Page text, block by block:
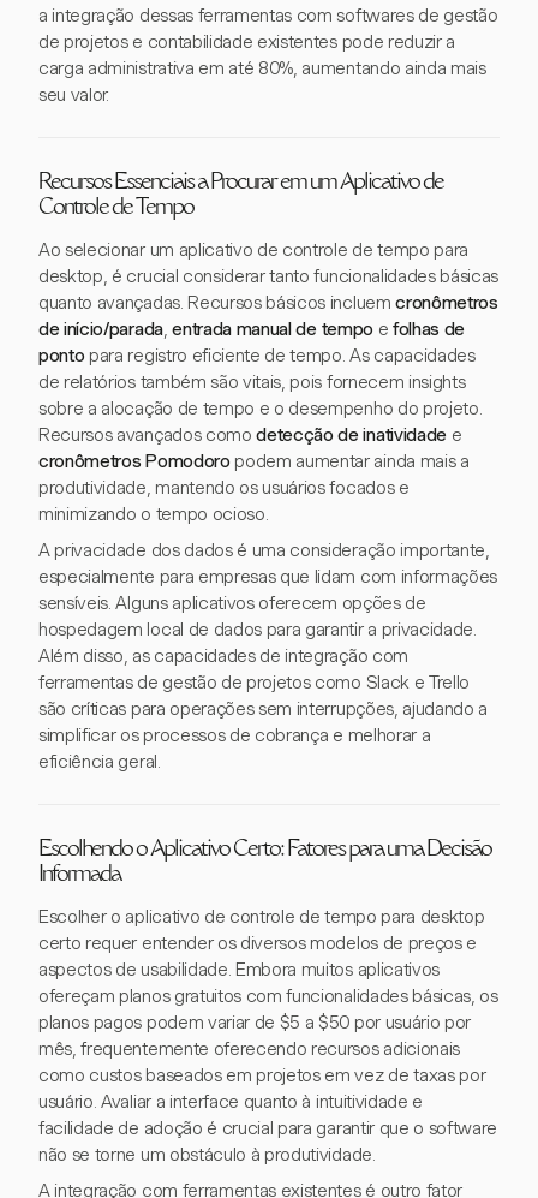
a integração dessas ferramentas com softwares de gestão
de projetos e contabilidade existentes pode reduzir a
carga administrativa em até 80%, aumentando ainda mais
seu valor.
Recursos Essenciais a Procurar em um Aplicativo de
Controle de Tempo
Ao selecionar um aplicativo de controle de tempo para
desktop, é crucial considerar tanto funcionalidades básicas
quanto avançadas. Recursos básicos incluemcronômetros
de início/parada,entrada manual de tempo e folhas de
ponto para registro eficiente de tempo. As capacidades
de relatórios também são vitais, pois fornecem insights
sobre a alocação de tempo e o desempenho do projeto.
Recursos avançados comodetecção de inatividadee
cronômetros Pomodoro podem aumentar ainda mais a
produtividade, mantendo os usuários focados e
minimizando o tempo ocioso.
A privacidade dos dados é uma consideração importante,
especialmente para empresas que lidam com informações
sensíveis. Alguns aplicativos oferecem opções de
hospedagem local de dados para garantir a privacidade.
Além disso, as capacidades de integração com
ferramentas de gestão de projetos como Slack e Trello
são críticas para operações sem interrupções, ajudando a
simplificar os processos de cobrança e melhorar a
eficiência geral.
Escolhendo o Aplicativo Certo: Fatores para uma Decisão
Informada
Escolher o aplicativo de controle de tempo para desktop
certo requer entender os diversos modelos de preços e
aspectos de usabilidade. Embora muitos aplicativos
ofereçam planos gratuitos com funcionalidades básicas, os
planos pagos podem variar de $5 a $50 por usuário por
mês, frequentemente oferecendo recursos adicionais
como custos baseados em projetos em vez de taxas por
usuário. Avaliar a interface quanto à intuitividade e
facilidade de adoção é crucial para garantir que o software
não se torne um obstáculo à produtividade.
A integração com ferramentas existentes é outro fator